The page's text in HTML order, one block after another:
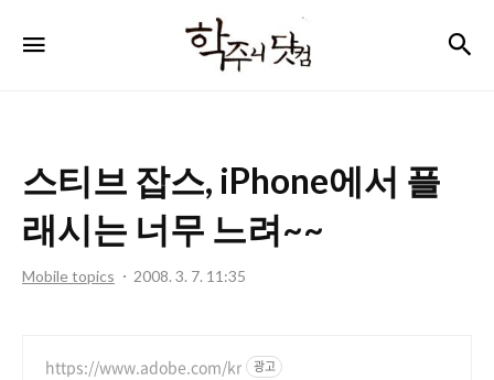
주
컴
스티브 잡스, iPhone에서 플
래시는 너무 느려~~
Mobile topics 2008. 3. 7. 11:35
https://www.adobe.com/kr 광고